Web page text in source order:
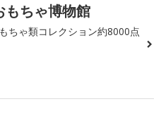
もちゃ博物館
ちゃ類コレクション約8000点